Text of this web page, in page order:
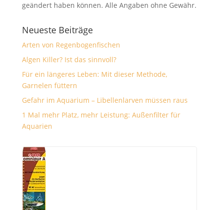
geändert haben können. Alle Angaben ohne Gewähr.
Neueste Beiträge
Arten von Regenbogenfischen
Algen Killer? Ist das sinnvoll?
Für ein längeres Leben: Mit dieser Methode,
Garnelen füttern
Gefahr im Aquarium – Libellenlarven müssen raus
1 Mal mehr Platz, mehr Leistung: Außenfilter für
Aquarien